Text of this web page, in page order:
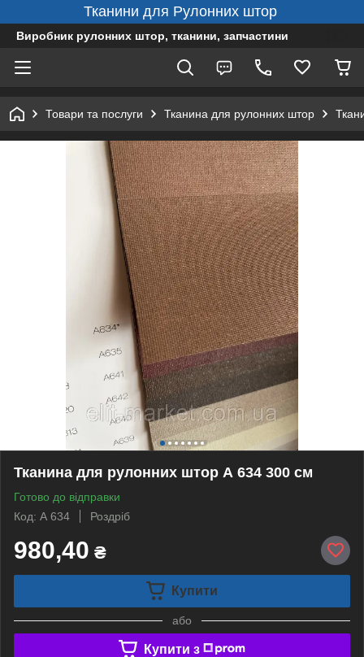
Тканини для Рулонних штор
Виробник рулонних штор, тканини, запчастини
Товари та послуги Тканина для рулонних штор
Тканина для рулонних штор А 634 300 см
Готово до відправки
Код: А 634
Роздріб
980,40 ₴
Купити
або
Купити з